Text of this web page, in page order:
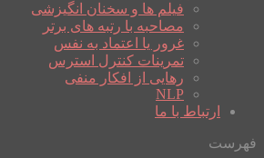
فیلم ها و سخنان انگیزشی
مصاحبه با رتبه های برتر
غرور یا اعتماد به نفس
تمرینات کنترل استرس
رهایی از افکار منفی
NLP
ارتباط با ما
فهرست